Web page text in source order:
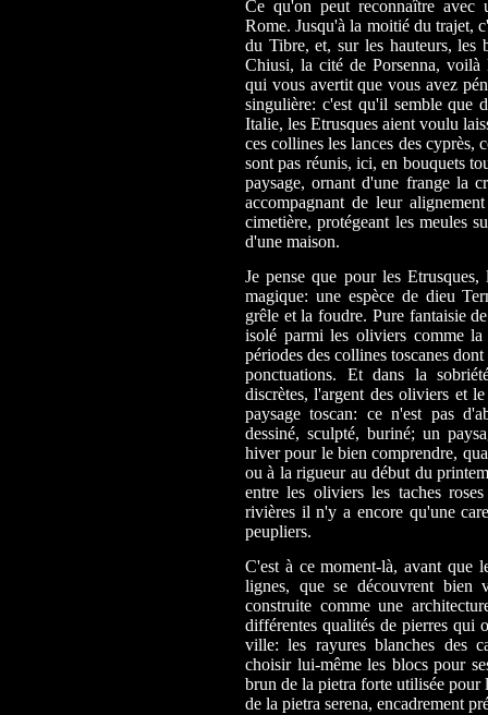
Ce qu'on peut reconnaître avec
Rome. Jusqu'à la moitié du trajet,
du Tibre, et, sur les hauteurs, les
Chiusi, la cité de Porsenna,
qui vous avertit que vous avez
singulière: c'est qu'il semble que
Italie, les Etrusques aient voulu
ces collines les lances des cyprès,
sont pas réunis, ici, en bouquets
paysage, ornant d'une frange la
accompagnant de leur
cimetière, protégeant les meules
d'une maison.
Je pense que pour les
magique: une espèce de dieu
grêle et la foudre. Pure fantaisie
isolé parmi les oliviers comme la
périodes des collines toscanes
ponctuations. Et dans la
discrètes, l'argent des oliviers et
paysage toscan: ce n'est pas
dessiné, sculpté, buriné; un
hiver pour le bien comprendre,
ou à la rigueur au début du
entre les oliviers les taches
rivières il n'y a encore qu'une
peupliers.
C'est à ce moment-là, avant que
lignes, que se découvrent bien
construite comme une
différentes qualités de pierres qui
ville: les rayures blanches des
choisir lui-même les blocs pour
brun de la pietra forte utilisée
de la pietra serena, encadrement